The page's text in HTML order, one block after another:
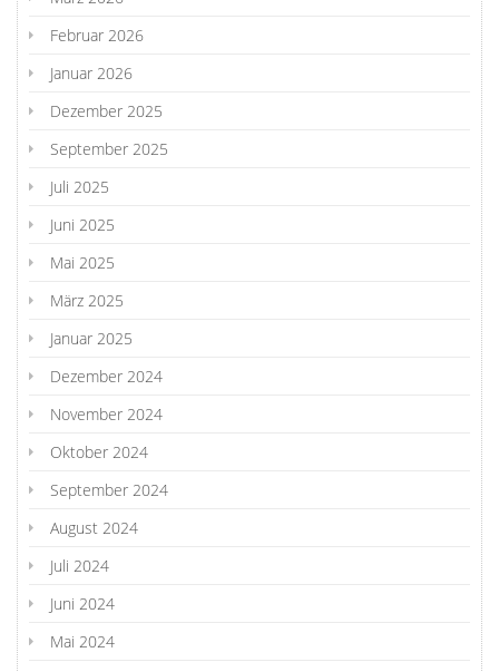
Februar 2026
Januar 2026
Dezember 2025
September 2025
Juli 2025
Juni 2025
Mai 2025
März 2025
Januar 2025
Dezember 2024
November 2024
Oktober 2024
September 2024
August 2024
Juli 2024
Juni 2024
Mai 2024